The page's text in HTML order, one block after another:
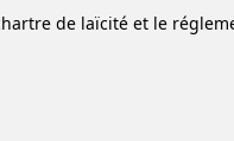
de laïcité et le